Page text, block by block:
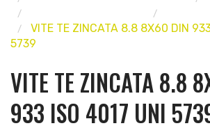
VITE TE ZINCATA 8.8 8X60 DIN
5739
VITE TE ZINCATA 8.8
933 ISO 4017 UNI